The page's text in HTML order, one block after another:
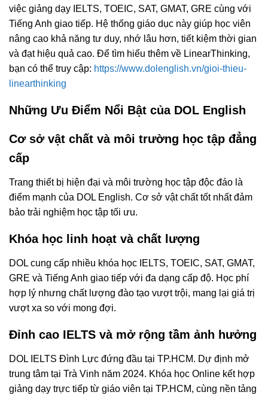
việc giảng dạy IELTS, TOEIC, SAT, GMAT, GRE cùng với
Tiếng Anh giao tiếp. Hệ thống giáo dục này giúp học viên
nâng cao khả năng tư duy, nhớ lâu hơn, tiết kiệm thời gian
và đạt hiệu quả cao. Để tìm hiểu thêm về LinearThinking,
bạn có thể truy cập: https://www.dolenglish.vn/gioi-thieu-
linearthinking
Những Ưu Điểm Nổi Bật của DOL English
Cơ sở vật chất và môi trường học tập đẳng
cấp
Trang thiết bị hiện đại và môi trường học tập độc đáo là
điểm mạnh của DOL English. Cơ sở vật chất tốt nhất đảm
bảo trải nghiệm học tập tối ưu.
Khóa học linh hoạt và chất lượng
DOL cung cấp nhiều khóa học IELTS, TOEIC, SAT, GMAT,
GRE và Tiếng Anh giao tiếp với đa dạng cấp độ. Học phí
hợp lý nhưng chất lượng đào tạo vượt trội, mang lại giá trị
vượt xa so với mong đợi.
Đỉnh cao IELTS và mở rộng tầm ảnh hưởng
DOL IELTS Đình Lực đứng đầu tại TP.HCM. Dự định mở
trung tâm tại Trà Vinh năm 2024. Khóa học Online kết hợp
giảng dạy trực tiếp từ giáo viên tại TP.HCM, cùng nền tảng